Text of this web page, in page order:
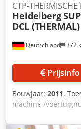
Deutschland 372
CTP-
Heidelberg
DCL (THERMAL)
Prijsinfo
Bouwjaar: 2011,
machine-/
Computer to Plate
Dubbele Casette